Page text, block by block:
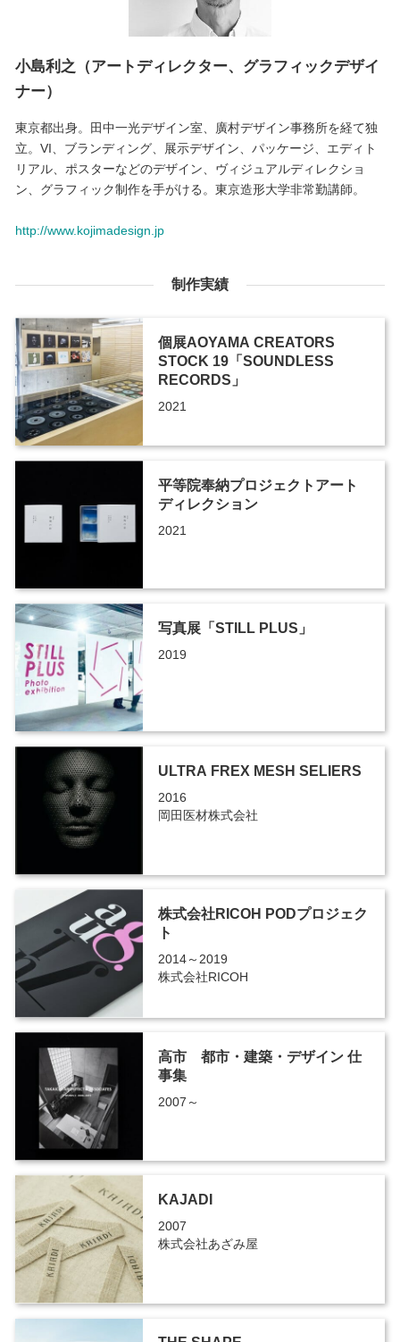
小島利之（アートディレクター、グラフィックデザイ
ナー）
東京都出身。田中一光デザイン室、廣村デザイン事務所を経て独
立。VI、ブランディング、展示デザイン、パッケージ、エディト
リアル、ポスターなどのデザイン、ヴィジュアルディレクショ
ン、グラフィック制作を手がける。東京造形大学非常勤講師。
http://www.kojimadesign.jp
制作実績
個展AOYAMA CREATORS
STOCK 19「SOUNDLESS
RECORDS」
2021
平等院奉納プロジェクトアート
ディレクション
2021
写真展「STILL PLUS」
2019
ULTRA FREX MESH SELIERS
2016
岡田医材株式会社
株式会社RICOH PODプロジェク
ト
2014～2019
株式会社RICOH
高市 都市・建築・デザイン 仕
事集
2007～
KAJADI
2007
株式会社あざみ屋